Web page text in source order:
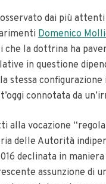
dai più
Domenico
che la dottrina ha
in questione
stessa
connotata da
alla vocazione
delle Autorità
declinata in
assunzione di